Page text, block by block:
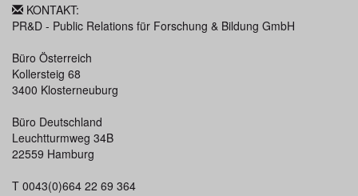
KONTAKT:
PR&D - Public Relations für Forschung & Bildung GmbH
Büro Österreich
Kollersteig 68
3400 Klosterneuburg
Büro Deutschland
Leuchtturmweg 34B
22559 Hamburg
T 0043(0)664 22 69 364